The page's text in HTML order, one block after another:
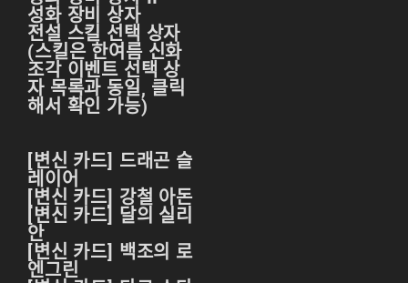
성화 장비 상자
전설 스킬 선택 상자
(스킬은 한여름 신화
조각 이벤트 선택 상
자 목록과 동일, 클릭
해서 확인 가능)
[변신 카드] 드래곤 슬
레이어
[변신 카드] 강철 아돈
[변신 카드] 달의 실리
안
[변신 카드] 백조의 로
엔그린